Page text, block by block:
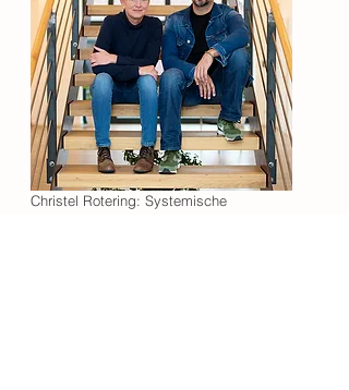
Christel Rotering: Systemische